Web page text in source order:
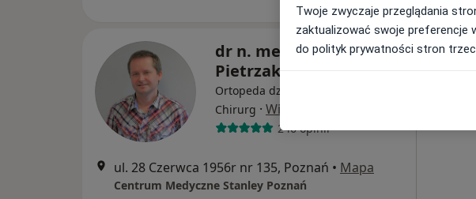
dr n. med. Krzysztof
Pietrzak
Ortopeda dziecięcy, Ortopeda,
Chirurg · Więcej
246 opinii
ul. 28 Czerwca 1956r nr 135, Poznań • Mapa
Centrum Medyczne Stanley Poznań
Twoje zwyczaje przeglądania
zaktualizować swoje preferencje
do polityk prywatności stron